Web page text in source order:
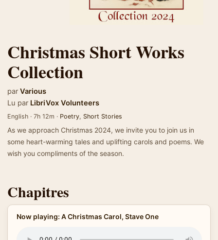
Christmas Short Works
Collection
par Various
Lu par LibriVox Volunteers
English · 7h 12m · Poetry, Short Stories
As we approach Christmas 2024, we invite you to join us in
some heart-warming tales and uplifting carols and poems. We
wish you compliments of the season.
Chapitres
Now playing: A Christmas Carol, Stave One